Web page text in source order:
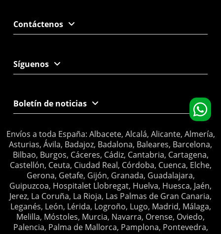
Contáctenos
Síguenos
Boletín de noticias
Envíos a toda España: Albacete, Alcalá, Alicante, Almería,
Asturias, Ávila, Badajoz, Badalona, Baleares, Barcelona,
Bilbao, Burgos, Cáceres, Cádiz, Cantabria, Cartagena,
Castellón, Ceuta, Ciudad Real, Córdoba, Cuenca, Elche,
Gerona, Getafe, Gijón, Granada, Guadalajara,
Guipuzcoa, Hospitalet Llobregat, Huelva, Huesca, Jaén,
Jerez, La Coruña, La Rioja, Las Palmas de Gran Canaria,
Leganés, León, Lérida, Logroño, Lugo, Madrid, Málaga,
Melilla, Móstoles, Murcia, Navarra, Orense, Oviedo,
Palencia, Palma de Mallorca, Pamplona, Pontevedra,